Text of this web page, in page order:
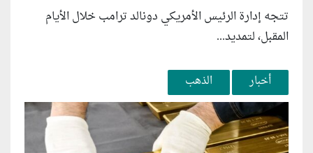
تتجه إدارة الرئيس الأمريكي دونالد ترامب خلال الأيام
المقبل، لتمديد...
أخبار الذهب